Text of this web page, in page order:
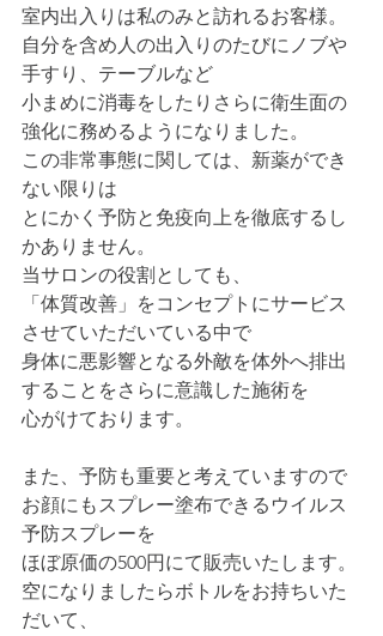
室内出入りは私のみと訪れるお客様。
自分を含め人の出入りのたびにノブや
手すり、テーブルなど
小まめに消毒をしたりさらに衛生面の
強化に務めるようになりました。
この非常事態に関しては、新薬ができ
ない限りは
とにかく予防と免疫向上を徹底するし
かありません。
当サロンの役割としても、
「体質改善」をコンセプトにサービス
させていただいている中で
身体に悪影響となる外敵を体外へ排出
することをさらに意識した施術を
心がけております。
また、予防も重要と考えていますので
お顔にもスプレー塗布できるウイルス
予防スプレーを
ほぼ原価の500円にて販売いたします。
空になりましたらボトルをお持ちいた
だいて、